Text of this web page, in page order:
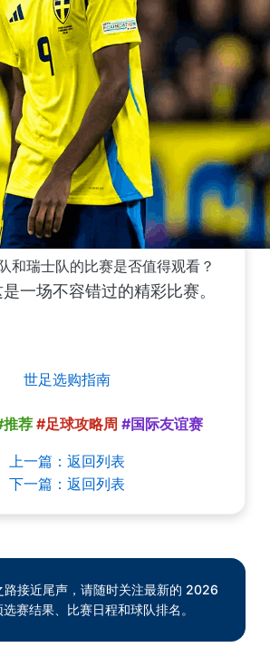
和瑞士队的比赛是否值得观看？
一场不容错过的精彩比赛。
世足选购指南
荐 #足球攻略周 #国际友谊赛
上一篇：返回列表
下一篇：返回列表
路接近尾声，请随时关注最新的 2026
赛结果、比赛日程和球队排名。